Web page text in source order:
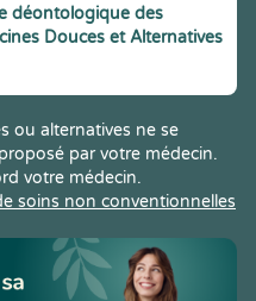
déontologique des
Douces et Alternatives
ou alternatives ne se
par votre médecin.
votre médecin.
soins non conventionnelles